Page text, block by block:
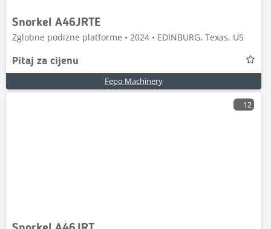
Snorkel A46JRTE
Zglobne podizne platforme • 2024 • EDINBURG, Texas, US
Pitaj za cijenu
Fepo Machinery
12